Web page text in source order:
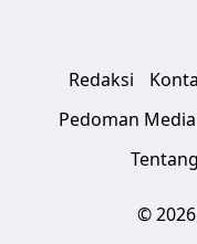
Redaksi
Pedoman
©